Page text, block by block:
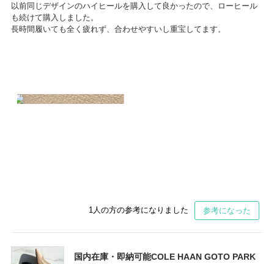
以前同じデザインのハイヒールを購入して良かったので、ローヒール
も続けて購入しました。
長時間履いても全く疲れず、合わせやすいし重宝してます。
1人の方の参考になりました 参考になった
国内在庫・即納可能COLE HAAN GOTO PARK